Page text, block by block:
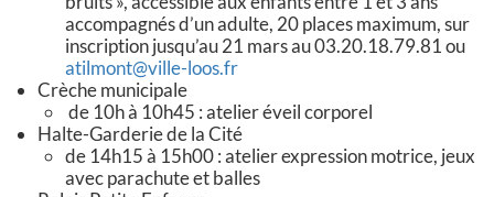
accompagnés d’un adulte, 20 places maximum, sur
inscription jusqu’au 21 mars au 03.20.18.79.81 ou
atilmont@ville-loos.fr
Crèche municipale
de 10h à 10h45 : atelier éveil corporel
Halte-Garderie de la Cité
de 14h15 à 15h00 : atelier expression motrice, jeux
avec parachute et balles